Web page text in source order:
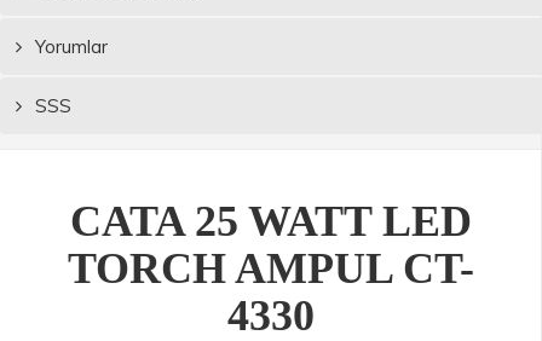
Yorumlar
SSS
CATA 25 WATT LED
TORCH AMPUL CT-
4330